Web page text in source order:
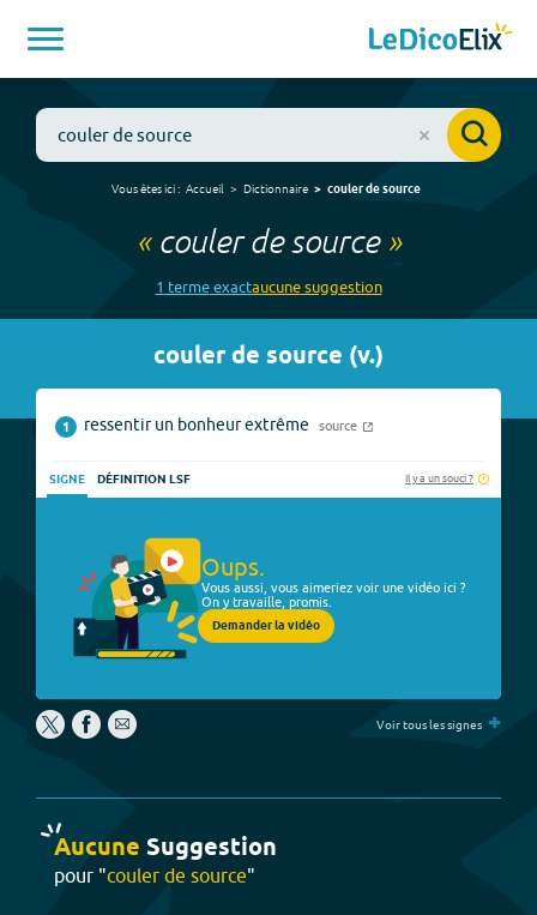
Vous êtes ici : Accueil Dictionnaire couler de source
« couler de source»
1 termeexactaucunesuggestion
couler de source (v.)
1 ressentir un bonheur extrême source
SIGNE DÉFINITION LSF Il y a un souci ?
Oups.
Vous aussi, vous aimeriez voir une vidéo ici ?
On y travaille, promis.
Demander la vidéo
Voir tous les signes +
Aucune Suggestion
pour "couler de source"